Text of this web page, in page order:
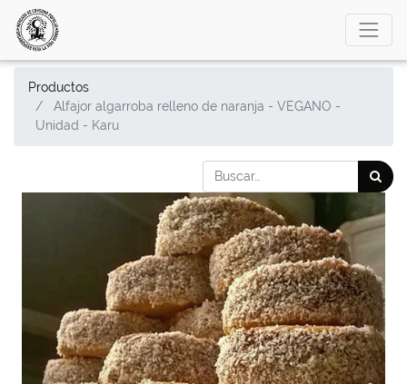
Productos
Alfajor algarroba relleno de naranja - VEGANO -
Unidad - Karu